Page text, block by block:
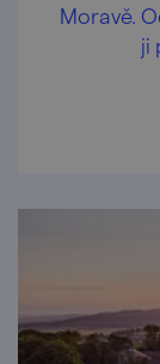
Moravě.
ji